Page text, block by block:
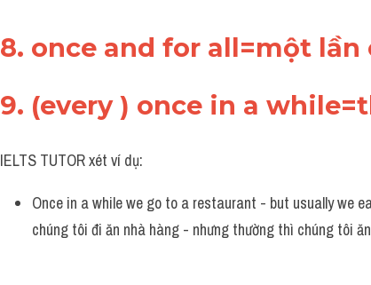
8. once and for all=một
9. (every ) once in a
IELTS TUTOR xét ví dụ:
Once in a while we go to a restaurant - but usually we
chúng tôi đi ăn nhà hàng - nhưng thường thì chúng tôi